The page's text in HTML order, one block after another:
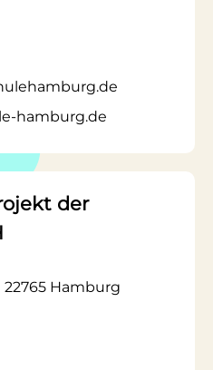
hamburg.de
der
Hamburg